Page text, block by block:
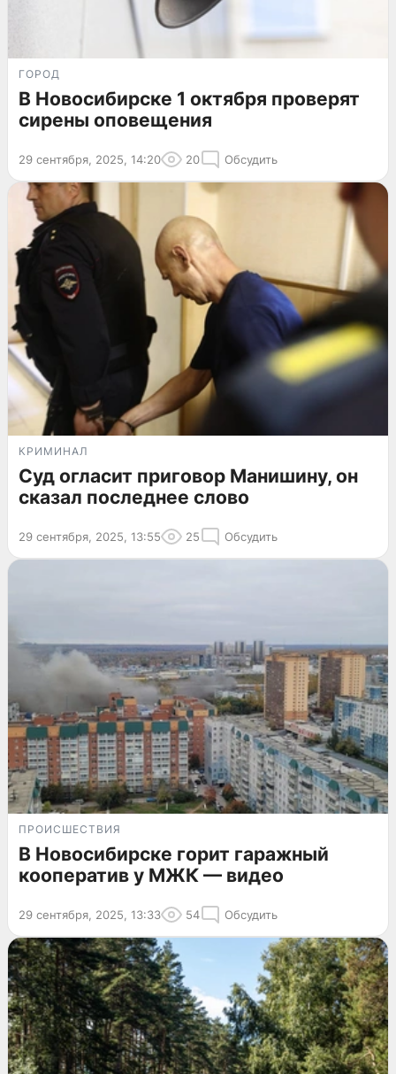
ГОРОД
В Новосибирске 1 октября проверят
сирены оповещения
29 сентября, 2025, 14:20 20 Обсудить
КРИМИНАЛ
Суд огласит приговор Манишину, он
сказал последнее слово
29 сентября, 2025, 13:55 25 Обсудить
ПРОИСШЕСТВИЯ
В Новосибирске горит гаражный
кооператив у МЖК — видео
29 сентября, 2025, 13:33 54 Обсудить